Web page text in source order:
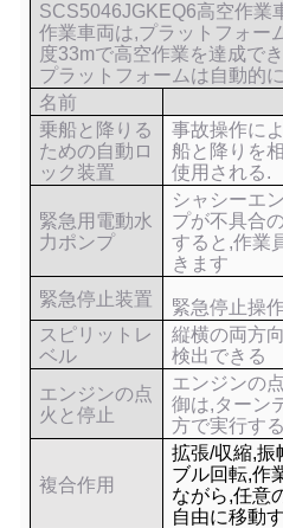
SCS5046JGKEQ6高空作業
作業車両は,プラットフォー
度33mで高空作業を達成で
プラットフォームは自動的
名前
乗船と降りる
ための自動ロ
ック装置
事故操作に
船と降りを
使用される.
緊急用電動水
力ポンプ
シャシーエ
プが不具合
すると,作業
きます
緊急停止装置
緊急停止操
スピリットレ
ベル
縦横の両方
検出できる
エンジンの点
火と停止
エンジンの
御は,ターン
方で実行す
複合作用
拡張/収縮,振
ブル回転,作
ながら,任意
自由に移動